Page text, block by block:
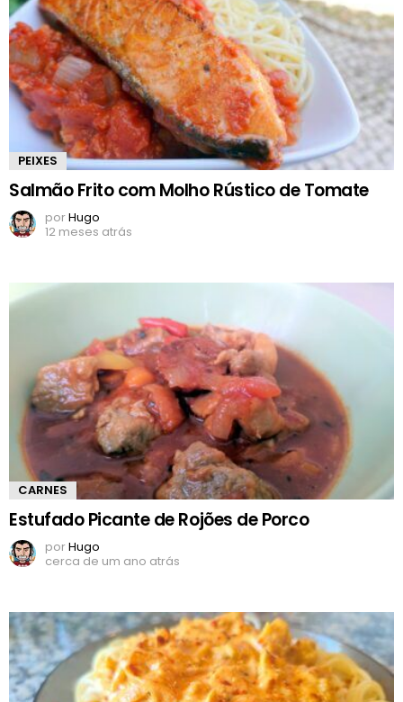
PEIXES
Salmão Frito com Molho Rústico de Tomate
porHugo
12 meses atrás
CARNES
Estufado Picante de Rojões de Porco
porHugo
cerca de um ano atrás